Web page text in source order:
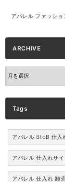
アパレル ファッシ
ARCHIVE
ARCHIVE
Tags
アパレル BtoB 仕入
アパレル 仕入れサイ
アパレル 仕入れ 卸